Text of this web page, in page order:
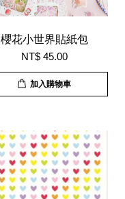
櫻花小世界貼紙包
NT$ 45.00
加入購物車